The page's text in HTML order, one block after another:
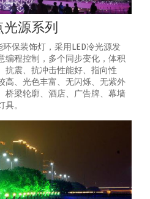
光源系列
保装饰灯，采用LED冷光源发
编程控制，多个同步变化，体积
抗震、抗冲击性能好、指向性
高、光色丰富、无闪烁、无紫外
桥梁轮廓、酒店、广告牌、幕墙
。